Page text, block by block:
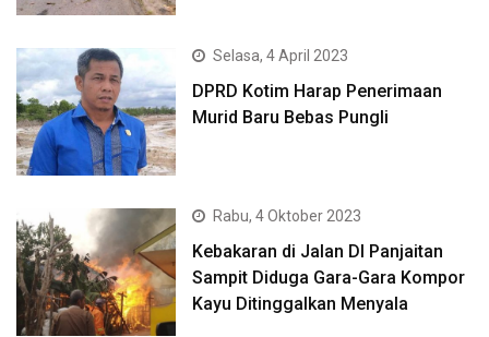
Selasa, 4 April 2023
DPRD Kotim Harap Penerimaan
Murid Baru Bebas Pungli
Rabu, 4 Oktober 2023
Kebakaran di Jalan DI Panjaitan
Sampit Diduga Gara-Gara Kompor
Kayu Ditinggalkan Menyala